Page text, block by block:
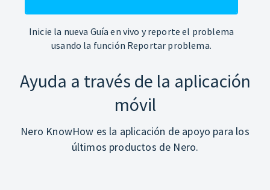
Inicie la nueva Guía en vivo y reporte el problema
usando la función Reportar problema.
Ayuda a través de la aplicación
móvil
Nero KnowHow es la aplicación de apoyo para los
últimos productos de Nero.